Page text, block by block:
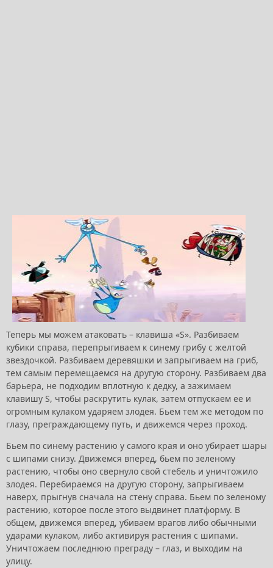
Теперь мы можем атаковать – клавиша «S». Разбиваем
кубики справа, перепрыгиваем к синему грибу с желтой
звездочкой. Разбиваем деревяшки и запрыгиваем на гриб,
тем самым перемещаемся на другую сторону. Разбиваем два
барьера, не подходим вплотную к дедку, а зажимаем
клавишу S, чтобы раскрутить кулак, затем отпускаем ее и
огромным кулаком ударяем злодея. Бьем тем же методом по
глазу, преграждающему путь, и движемся через проход.
Бьем по синему растению у самого края и оно убирает шары
с шипами снизу. Движемся вперед, бьем по зеленому
растению, чтобы оно свернуло свой стебель и уничтожило
злодея. Перебираемся на другую сторону, запрыгиваем
наверх, прыгнув сначала на стену справа. Бьем по зеленому
растению, которое после этого выдвинет платформу. В
общем, движемся вперед, убиваем врагов либо обычными
ударами кулаком, либо активируя растения с шипами.
Уничтожаем последнюю преграду – глаз, и выходим на
улицу.